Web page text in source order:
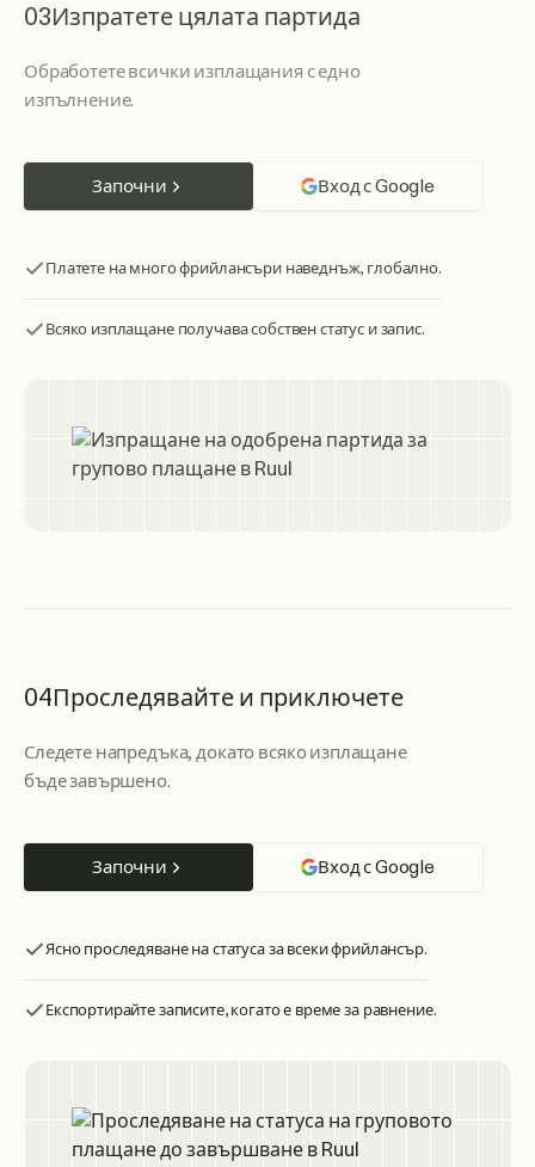
03Изпратете цялата партида
Обработете всички изплащания с едно
изпълнение.
Започни Вход с Google
Платете на много фрийлансъри наведнъж, глобално.
Всяко изплащане получава собствен статус и запис.
04Проследявайте и приключете
Следете напредъка, докато всяко изплащане
бъде завършено.
Започни Вход с Google
Ясно проследяване на статуса за всеки фрийлансър.
Експортирайте записите, когато е време за равнение.